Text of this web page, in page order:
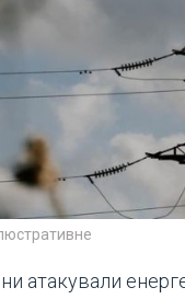
атакували